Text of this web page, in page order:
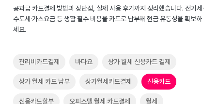
공과금 카드결제 방법과 장단점, 실제 사용 후기까지 정리했습니다. 전기세·
수도세·가스요금 등 생활 필수 비용을 카드로 납부해 현금 유동성을 확보하
세요.
관리비카드결제 바다요 상가 월세 신용카드 결제
상가 월세 카드 납부 상가월세카드결제 신용카드
신용카드할부 오피스텔 월세 카드결제 월세